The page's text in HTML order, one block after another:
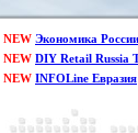
NEW Экономика
NEW DIY Retail Russia
NEW INFOLine Евразия